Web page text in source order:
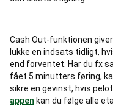
Cash Out-funktionen
lukke en indsats tidligt,
end forventet. Har du fx
fået 5 minutters føring,
sikre en gevinst, hvis
appen kan du følge alle